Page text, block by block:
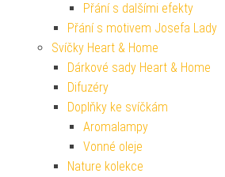
Přání s dalšími efekty
Přání s motivem Josefa Lady
Svíčky Heart & Home
Dárkové sady Heart & Home
Difuzéry
Doplňky ke svíčkám
Aromalampy
Vonné oleje
Nature kolekce